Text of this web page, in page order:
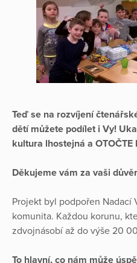
Teď se na rozvíjení
dětí můžete podílet i Vy!
kultura lhostejná a
Děkujeme vám za vaši
Projekt byl podpořen Nadací
komunita. Každou korunu,
zdvojnásobí až do výše 20
To hlavní, co nám může